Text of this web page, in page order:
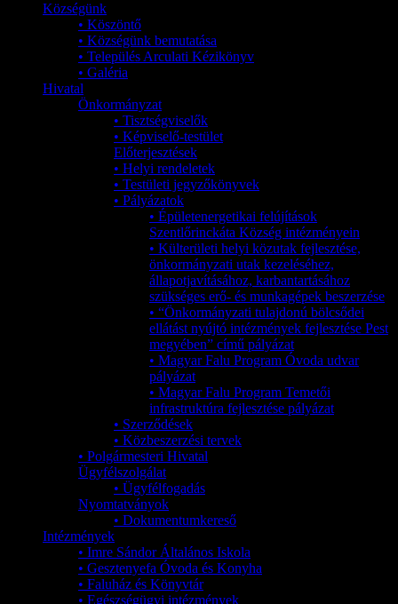
Községünk
• Köszöntő
• Községünk bemutatása
• Település Arculati Kézikönyv
• Galéria
Hivatal
Önkormányzat
• Tisztségviselők
• Képviselő-testület
Előterjesztések
• Helyi rendeletek
• Testületi jegyzőkönyvek
• Pályázatok
• Épületenergetikai felújítások
Szentlőrinckáta Község intézményein
• Külterületi helyi közutak fejlesztése,
önkormányzati utak kezeléséhez,
állapotjavításához, karbantartásához
szükséges erő- és munkagépek beszerzése
• “Önkormányzati tulajdonú bölcsődei
ellátást nyújtó intézmények fejlesztése Pest
megyében” című pályázat
• Magyar Falu Program Óvoda udvar
pályázat
• Magyar Falu Program Temetői
infrastruktúra fejlesztése pályázat
• Szerződések
• Közbeszerzési tervek
• Polgármesteri Hivatal
Ügyfélszolgálat
• Ügyfélfogadás
Nyomtatványok
• Dokumentumkereső
Intézmények
• Imre Sándor Általános Iskola
• Gesztenyefa Óvoda és Konyha
• Faluház és Könyvtár
• Egészségügyi intézmények